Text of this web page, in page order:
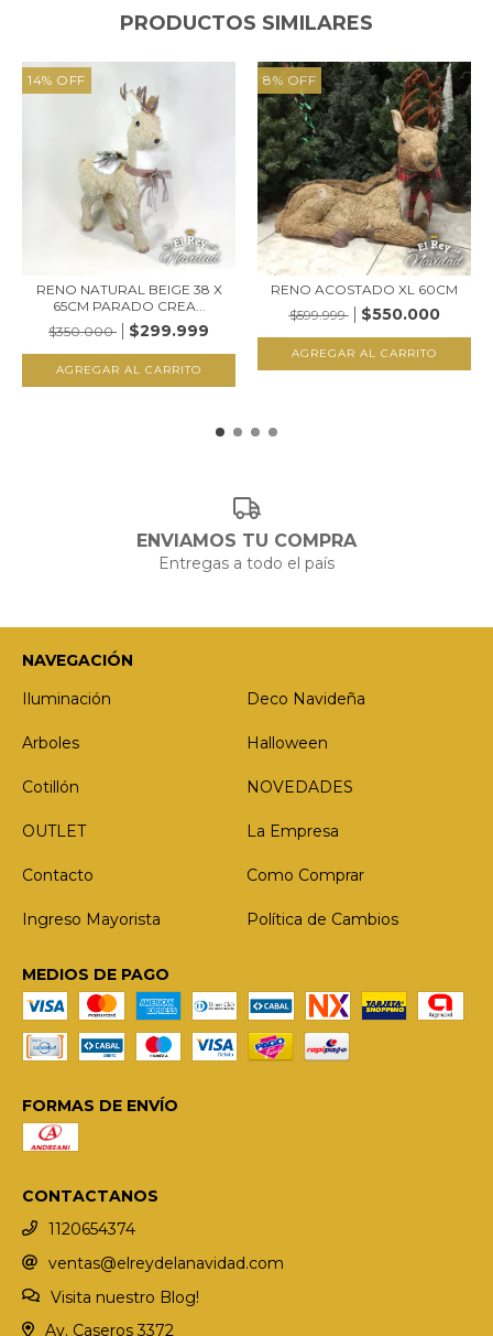
PRODUCTOS SIMILARES
14% OFF
RENO NATURAL BEIGE 38 X
65CM PARADO CREA...
$350.000
$299.999
8% OFF
RENO ACOSTADO XL 60CM
$599.999
$550.000
ENVIAMOS TU COMPRA
Entregas a todo el país
NAVEGACIÓN
Iluminación
Deco Navideña
Arboles Halloween
Cotillón NOVEDADES
OUTLET La Empresa
Contacto Como Comprar
Ingreso Mayorista Política de Cambios
MEDIOS DE PAGO
FORMAS DE ENVÍO
CONTACTANOS
1120654374
ventas@elreydelanavidad.com
Visita nuestro Blog!
Av. Caseros 3372